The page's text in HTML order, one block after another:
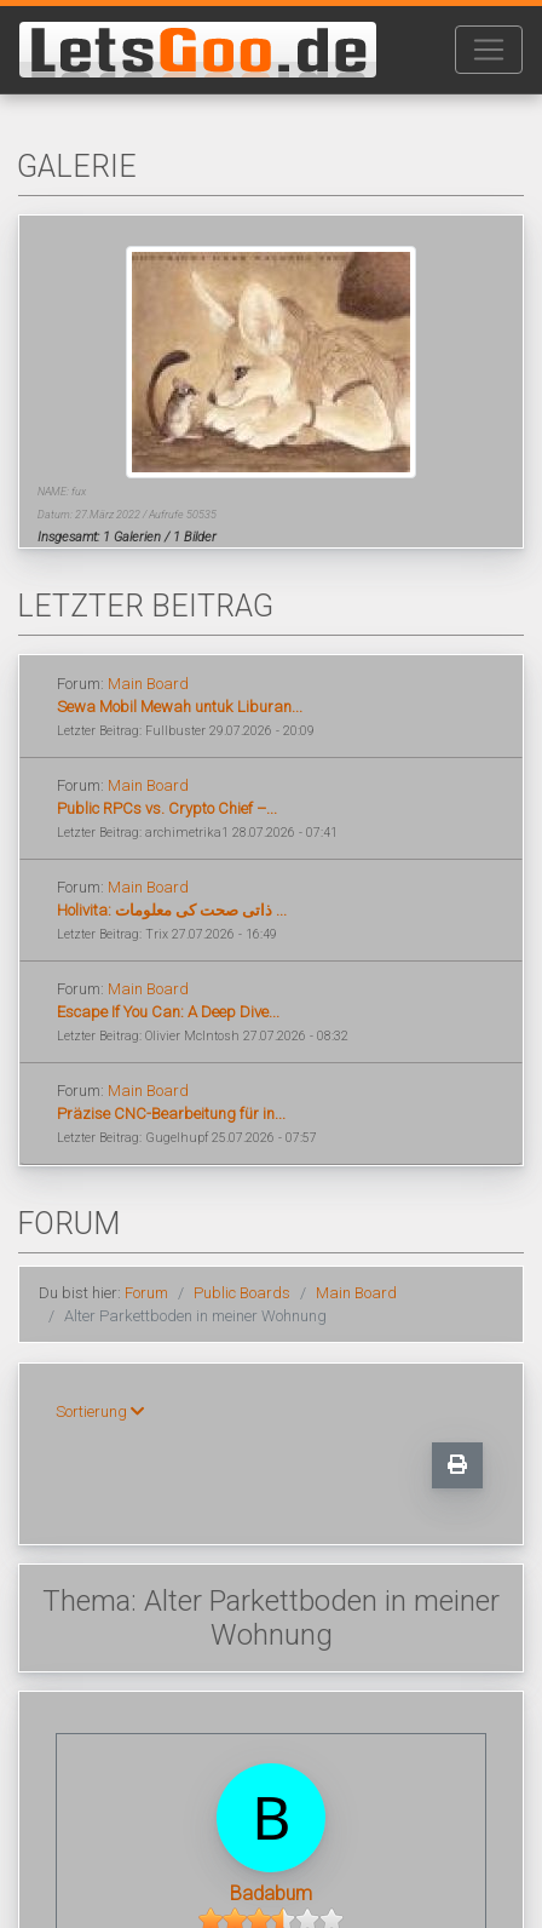
GALERIE
NAME: fux
Datum: 27.März 2022 / Aufrufe 50535
Insgesamt: 1 Galerien / 1 Bilder
LETZTER BEITRAG
Forum: Main Board
Sewa Mobil Mewah untuk Liburan...
Letzter Beitrag: Fullbuster 29.07.2026 - 20:09
Forum: Main Board
Public RPCs vs. Crypto Chief –...
Letzter Beitrag: archimetrika1 28.07.2026 - 07:41
Forum: Main Board
Holivita: ذاتی صحت کی معلومات ...
Letzter Beitrag: Trix 27.07.2026 - 16:49
Forum: Main Board
Escape If You Can: A Deep Dive...
Letzter Beitrag: Olivier McIntosh 27.07.2026 - 08:32
Forum: Main Board
Präzise CNC-Bearbeitung für in...
Letzter Beitrag: Gugelhupf 25.07.2026 - 07:57
FORUM
Du bist hier: Forum Public Boards
Main Board
Alter Parkettboden in meiner Wohnung
Sortierung
Thema: Alter Parkettboden in meiner
Wohnung
Badabum